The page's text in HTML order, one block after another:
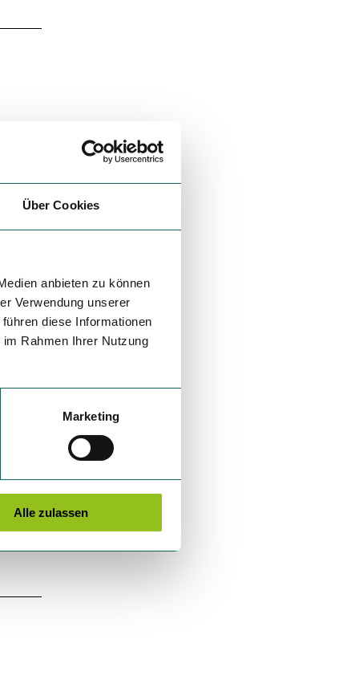
Über Cookies
anbieten zu können
Verwendung unserer
diese Informationen
Rahmen Ihrer Nutzung
Marketing
Alle zulassen